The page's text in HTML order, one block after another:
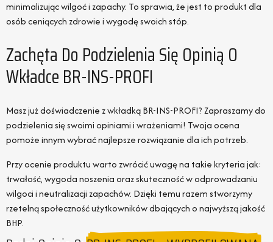
minimalizując wilgoć i zapachy. To sprawia, że jest to produkt dla
osób ceniących zdrowie i wygodę swoich stóp.
Zachęta Do Podzielenia Się Opinią O
Wkładce BR-INS-PROFI
Masz już doświadczenie z wkładką BR-INS-PROFI? Zapraszamy do
podzielenia się swoimi opiniami i wrażeniami! Twoja ocena
pomoże innym wybrać najlepsze rozwiązanie dla ich potrzeb.
Przy ocenie produktu warto zwrócić uwagę na takie kryteria jak:
trwałość, wygoda noszenia oraz skuteczność w odprowadzaniu
wilgoci i neutralizacji zapachów. Dzięki temu razem stworzymy
rzetelną społeczność użytkowników dbających o najwyższą jakość
BHP.